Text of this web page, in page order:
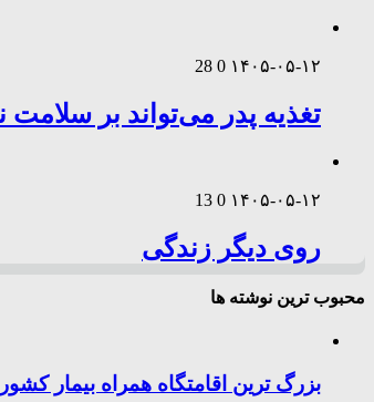
۱۴۰۵-۰۵-۱۲ 0
28
تغذیه پدر می‌تواند بر سلامت
۱۴۰۵-۰۵-۱۲ 0
13
روی دیگر زندگی
محبوب ترین نوشته ها
بزرگ ترین اقامتگاه همراه بیمار